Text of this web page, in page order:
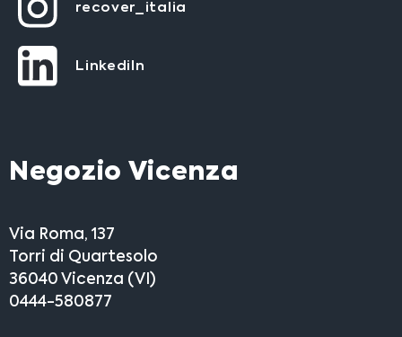
recover_italia
LinkediIn
Negozio Vicenza
Via Roma, 137
Torri di Quartesolo
36040 Vicenza (VI)
0444-580877